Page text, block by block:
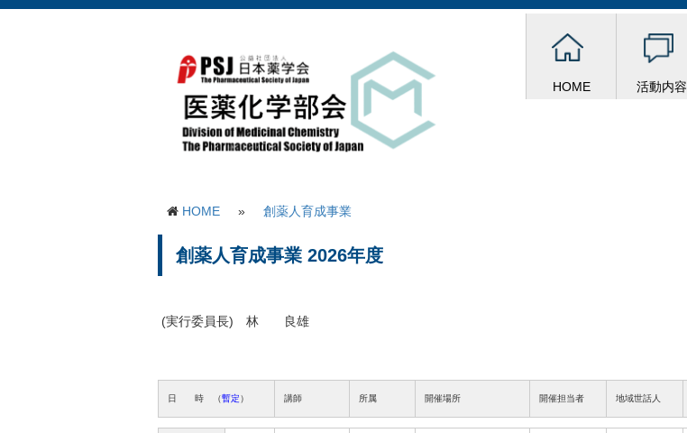
HOME 活動内容
HOME » 創薬人育成事業
創薬人育成事業 2026年度
(実行委員長) 林 良雄
日 時 （暫定） 講師 所属 開催場所 開催担当者 地域世話人